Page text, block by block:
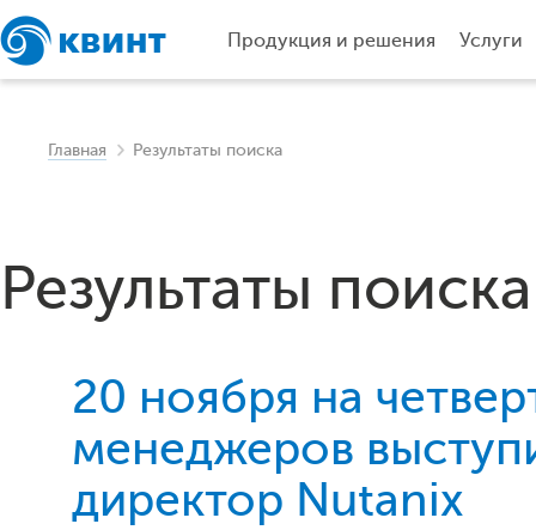
Продукция и решения Услуги
Главная Результаты поиска
Результаты
20 ноября на
менеджеров
директор Nutanix